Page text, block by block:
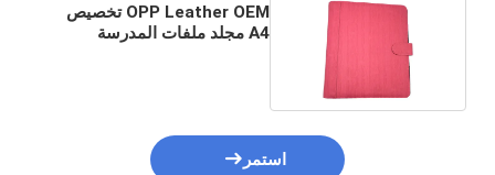
OPP Leather OEM تخصيص
A4 مجلد ملفات المدرسة
استمر